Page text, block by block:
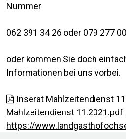
Nummer
062 391 34 26 oder 079 277
oder kommen Sie doch
Informationen bei uns vorbei.
Inserat Mahlzeitendienst
Mahlzeitendienst 11.2021.pdf
https://